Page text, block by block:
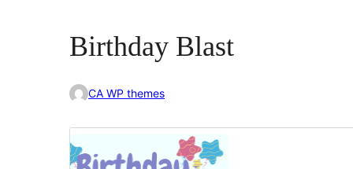
Birthday Blast
CA WP themes